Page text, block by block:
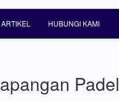
ARTIKEL HUBUNGI KAMI
Padel